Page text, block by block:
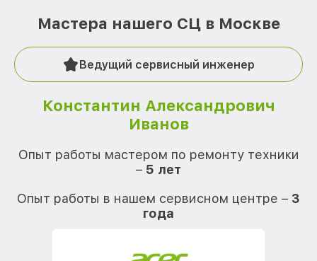
Мастера нашего СЦ в Москве
Ведущий сервисный инженер
Константин Александрович
Иванов
Опыт работы мастером по ремонту техники
– 5 лет
Опыт работы в нашем сервисном центре – 3
года